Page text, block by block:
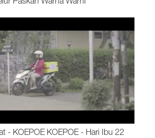
Paskah Warna Warni
- KOEPOE KOEPOE - Hari Ibu 22